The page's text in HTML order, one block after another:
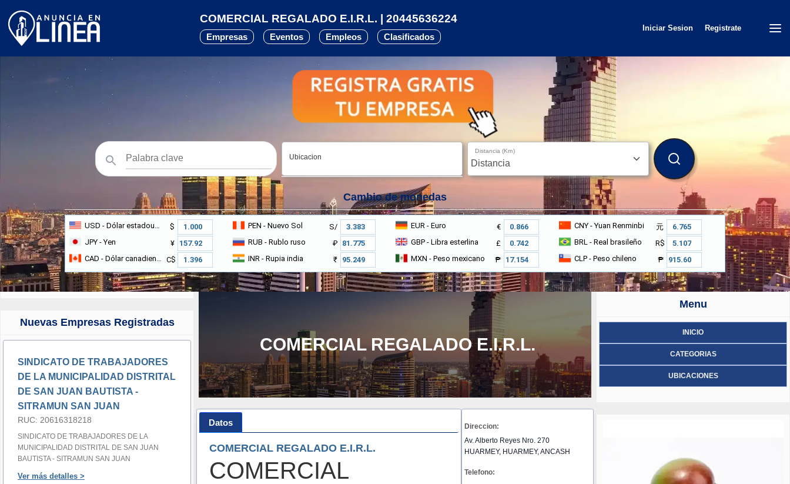
COMERCIAL REGALADO E.I.R.L. | 20445636224
Empresas Eventos Empleos Clasificados
Iniciar Sesion Registrate
Ubicacion
Distancia (Km)
BUSCAR
Cambio de monedas
USD - Dólar estadounidense $ PEN - Nuevo Sol S/ EUR - Euro € CNY- Yuan Renminbi
元
JPY - Yen ¥ RUB - Rublo ruso ₽ GBP - Libra esterlina £ BRL - Real brasileño
R$
CAD - Dólar canadiense C$ INR - Rupia india ₹ MXN - Peso mexicano ₱ CLP- Peso chileno ₱
Nuevas Empresas Registradas
SINDICATO DE TRABAJADORES
DE LA MUNICIPALIDAD DISTRITAL
DE SAN JUAN BAUTISTA -
SITRAMUN SAN JUAN
RUC: 20616318218
SINDICATO DE TRABAJADORES DE LA
MUNICIPALIDAD DISTRITAL DE SAN JUAN
BAUTISTA - SITRAMUN SAN JUAN
Ver más detalles >
COMERCIAL REGALADO E.I.R.L.
Datos
COMERCIAL REGALADO E.I.R.L.
COMERCIAL
Direccion:
Av. Alberto Reyes Nro. 270
HUARMEY, HUARMEY, ANCASH
Telefono:
Menu
INICIO
CATEGORIAS
UBICACIONES